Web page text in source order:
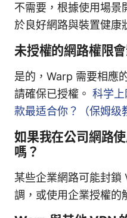
不需要，根據使用場景
於良好網路與裝置健康
未授權的網路權限
是的，Warp 需要相應
請確保已授權。 科学
款最适合你？（保姆级
如果我在公司網路
嗎？
某些企業網路可能封鎖
調，或使用企業授權的